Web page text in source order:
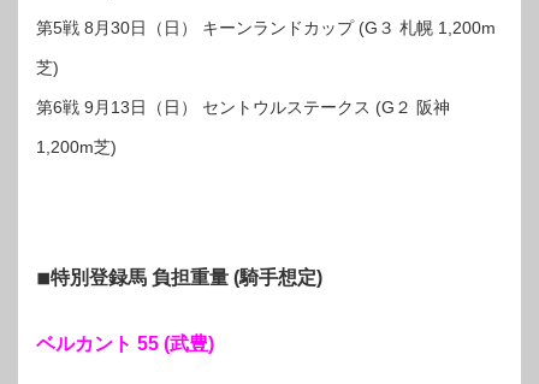
第5戦 8月30日（日） キーンランドカップ (G３ 札幌 1,200m
芝)
第6戦 9月13日（日） セントウルステークス (G２ 阪神
1,200m芝)
◾︎特別登録馬 負担重量 (騎手想定)
ベルカント 55 (武豊)